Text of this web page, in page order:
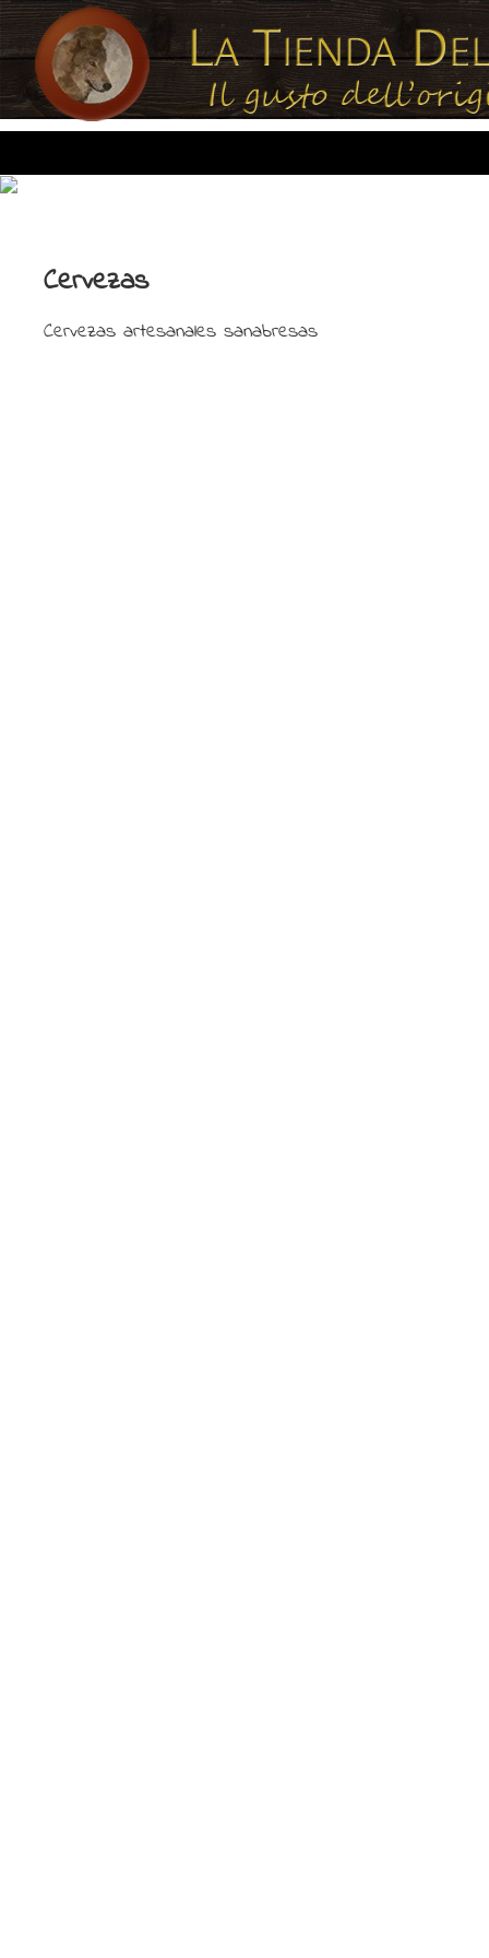
Cervezas
Cervezas artesanales sanabresas